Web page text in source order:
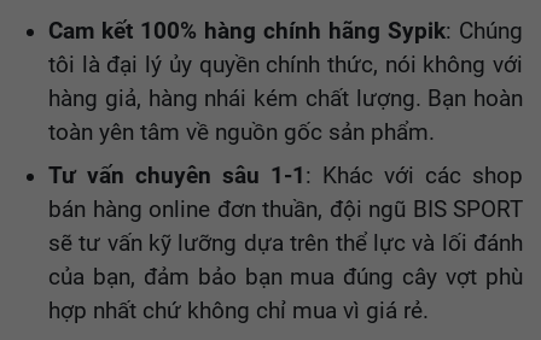
Cam kết 100% hàng chính hãng Sypik: Chúng
tôi là đại lý ủy quyền chính thức, nói không với
hàng giả, hàng nhái kém chất lượng. Bạn hoàn
toàn yên tâm về nguồn gốc sản phẩm.
Tư vấn chuyên sâu 1-1 : Khác với các shop
bán hàng online đơn thuần, đội ngũ BIS SPORT
sẽ tư vấn kỹ lưỡng dựa trên thể lực và lối đánh
của bạn, đảm bảo bạn mua đúng cây vợt phù
hợp nhất chứ không chỉ mua vì giá rẻ.